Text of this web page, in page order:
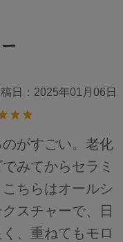
日： 2025年01月06日
がすごい。老化
みてからセラミ
ちらはオールシ
スチャーで、日
、重ねてもモロ